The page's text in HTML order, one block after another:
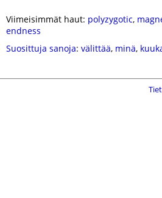
Viimeisimmät haut: polyzygotic,
endness
Suosittuja sanoja: välittää, minä,